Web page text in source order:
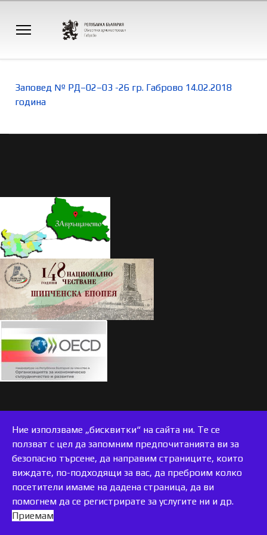
Заповед № РД–02–03 -26 гр. Габрово 14.02.2018
година
Ние използваме „бисквитки“ на сайта ни. Те се
ползват с цел да запомним предпочитанията ви за
безопасно търсене, да направим страниците, които
виждате, по-подходящи за вас, да преброим колко
посетители имаме на дадена страница, да ви
помогнем да се регистрирате за услугите ни и др.
Приемам
accessible